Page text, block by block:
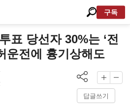
구독
표 당선자 30%는 ‘전
운전에 흉기상해도
답글쓰기